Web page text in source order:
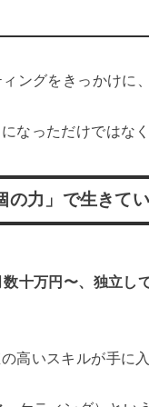
ングをきっかけに、
なっただけではな
の力」で生きて
十万円〜、独立し
高いスキルが手に入